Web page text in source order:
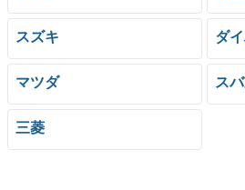
スズキ ダ
マツダ ス
三菱